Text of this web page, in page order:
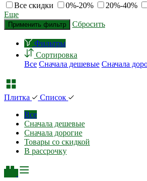
Все скидки
0%-20% 20%-40%
Еще
Применить фильтр Сбросить
Фильтры
Сортировка
Все Сначала дешевые Сначала
Плитка
Список
Все
Сначала дешевые
Сначала дорогие
Товары со скидкой
В рассрочку